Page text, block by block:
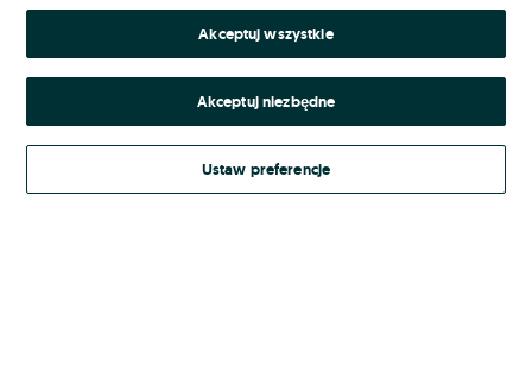
Nie pamiętasz hasła?
Zaloguj się
Kontynuując za pośrednictwem jednego z dostawców wskazanych powyżej,
Regulamin serwisuOLX.pl w jego aktualnym brzmieniu.
Akceptuj wszystkie
Akceptuj niezbędne
Ustaw preferencje